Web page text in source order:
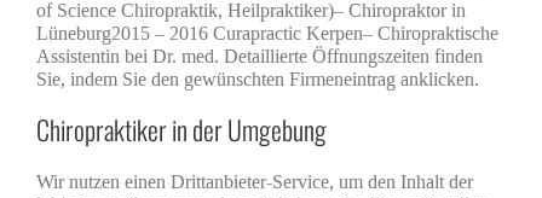
of Science Chiropraktik, Heilpraktiker)– Chiropraktor in
Lüneburg2015 – 2016 Curapractic Kerpen– Chiropraktische
Assistentin bei Dr. med. Detaillierte Öffnungszeiten finden
Sie, indem Sie den gewünschten Firmeneintrag anklicken.
Chiropraktiker in der Umgebung
Wir nutzen einen Drittanbieter-Service, um den Inhalt der